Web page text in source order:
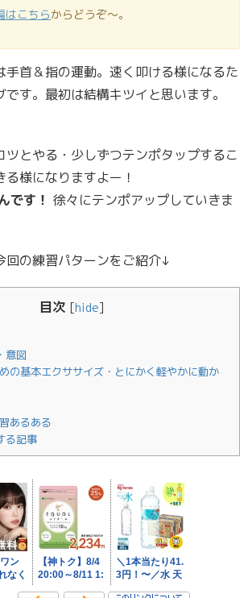
はこちらからどうぞ〜。
手首＆指の運動。速く叩ける様になるた
す。最初は結構キツイと思います。
ツとやる・少しずつテンポタップするこ
様になりますよー！
です！ 徐々にテンポアップしていきま
回の練習パターンをご紹介↓
目次 [hide]
意図
の基本エクササイズ・とにかく軽やかに動か
あるある
る記事